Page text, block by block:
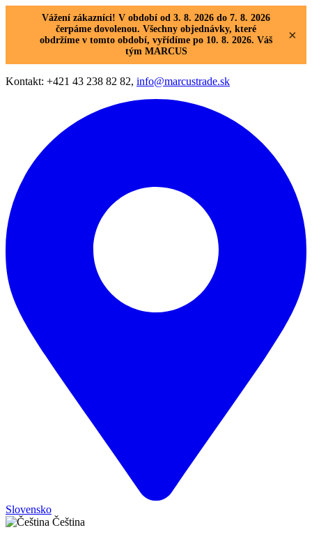
Vážení zákazníci! V období od 3. 8. 2026 do 7. 8. 2026
čerpáme dovolenou. Všechny objednávky, které
obdržíme v tomto období, vyřídíme po 10. 8. 2026. Váš
tým MARCUS
×
Kontakt: +421 43 238 82 82, info@marcustrade.sk
Slovensko
Čeština